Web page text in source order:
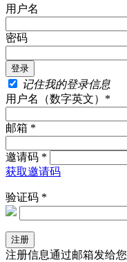
用户名
密码
记住我的登录信息
用户名（数字英文）*
邮箱 *
邀请码 *
获取邀请码
验证码 *
注册信息通过邮箱发给您